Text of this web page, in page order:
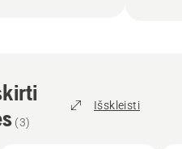
(3)
Išskleisti